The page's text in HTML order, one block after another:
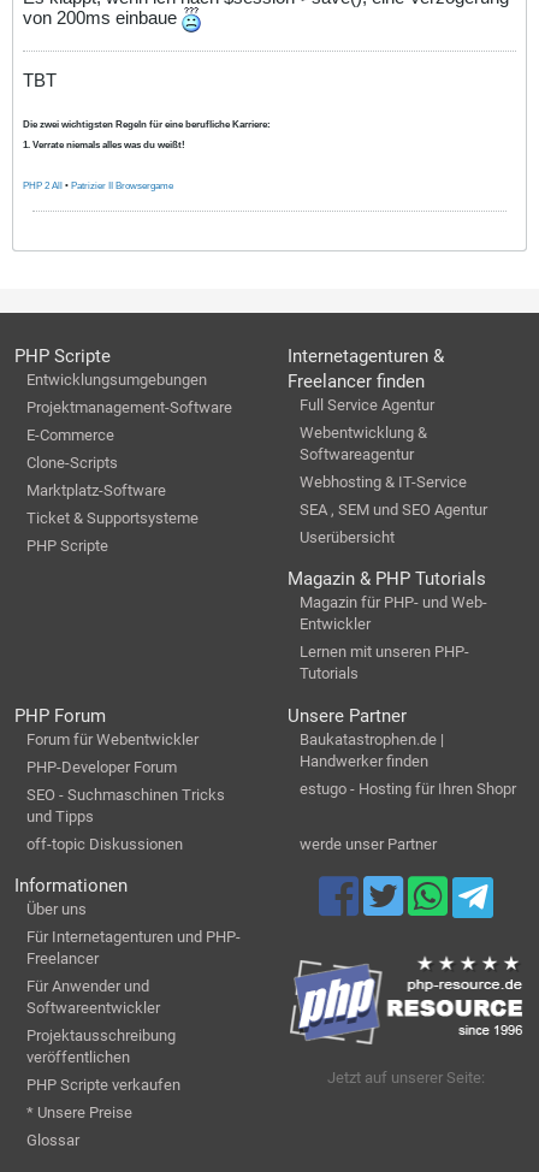
von 200ms einbaue
TBT
Die zwei wichtigsten Regeln für eine berufliche Karriere:
1. Verrate niemals alles was du weißt!
PHP 2 All • Patrizier II Browsergame
PHP Scripte
Entwicklungsumgebungen
Projektmanagement-Software
E-Commerce
Clone-Scripts
Marktplatz-Software
Ticket & Supportsysteme
PHP Scripte
Internetagenturen &
Freelancer finden
Full Service Agentur
Webentwicklung &
Softwareagentur
Webhosting & IT-Service
SEA , SEM und SEO Agentur
Userübersicht
Magazin & PHP Tutorials
Magazin für PHP- und Web-
Entwickler
Lernen mit unseren PHP-
Tutorials
PHP Forum
Forum für Webentwickler
PHP-Developer Forum
SEO - Suchmaschinen Tricks
und Tipps
off-topic Diskussionen
Unsere Partner
Baukatastrophen.de |
Handwerker finden
estugo - Hosting für Ihren Shopr
werde unser Partner
Informationen
Über uns
Für Internetagenturen und PHP-
Freelancer
Für Anwender und
Softwareentwickler
Projektausschreibung
veröffentlichen
PHP Scripte verkaufen
* Unsere Preise
Glossar
Jetzt auf unserer Seite: